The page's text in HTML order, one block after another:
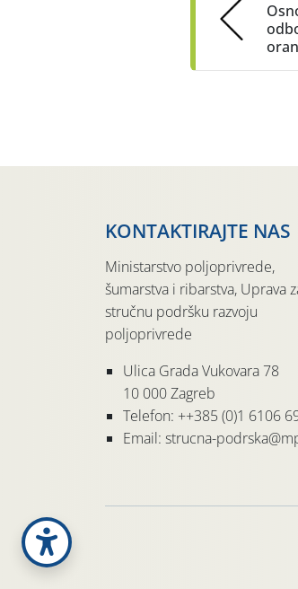
KONTAKTIRAJTE NAS
Ministarstvo poljoprivrede,
šumarstva i ribarstva, Uprava
stručnu podršku razvoju
poljoprivrede
Ulica Grada Vukovara 78
10 000 Zagreb
Telefon: ++385 (0)1 6106
Email: strucna-